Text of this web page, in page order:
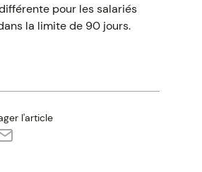
pour les salariés
la limite de 90 jours.
l'article